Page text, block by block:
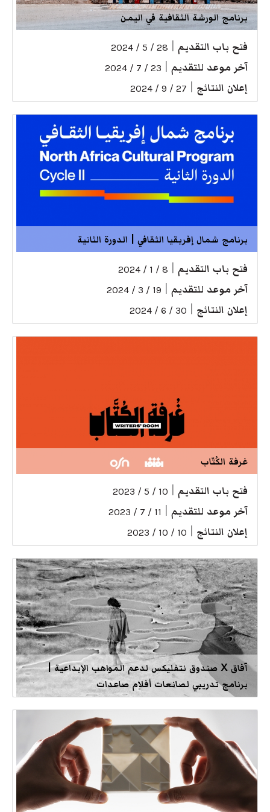
برنامج الورشة الثقافية في اليمن
فتح باب التقديم 28 / 5 / 2024
آخر موعد للتقديم 23 / 7 / 2024
إعلان النتائج 27 / 9 / 2024
برنامج شمال إفريقيا الثقافي | الدورة الثانية
فتح باب التقديم 8 / 1 / 2024
آخر موعد للتقديم 19 / 3 / 2024
إعلان النتائج 30 / 6 / 2024
غرفة الكُتّاب
فتح باب التقديم 10 / 5 / 2023
آخر موعد للتقديم 11 / 7 / 2023
إعلان النتائج 10 / 10 / 2023
آفاق X صندوق نتفليكس لدعم المواهب الإبداعية |
برنامج تدريبي لصانعات أفلام صاعدات